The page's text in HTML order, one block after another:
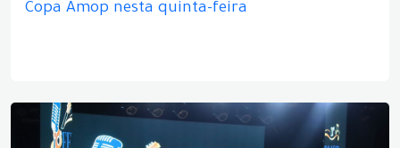
Copa Amop nesta quinta-feira